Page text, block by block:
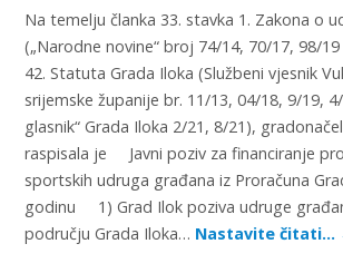
Na temelju članka 33. stavka 1. Zakona o
(„Narodne novine“ broj 74/14, 70/17, 98/
42. Statuta Grada Iloka (Službeni vjesnik
srijemske županije br. 11/13, 04/18, 9/19,
glasnik“ Grada Iloka 2/21, 8/21),
raspisala je Javni poziv za financiranje
sportskih udruga građana iz Proračuna
godinu 1) Grad Ilok poziva udruge
području Grada Iloka… Nastavite čitati…